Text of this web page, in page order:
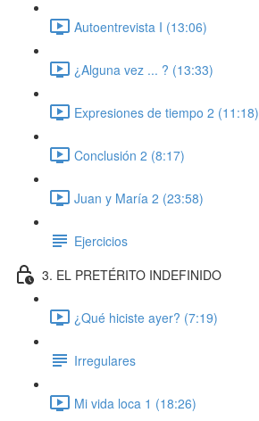
Autoentrevista I (13:06)
¿Alguna vez ... ? (13:33)
Expresiones de tiempo 2 (11:18)
Conclusión 2 (8:17)
Juan y María 2 (23:58)
Ejercicios
3. EL PRETÉRITO INDEFINIDO
¿Qué hiciste ayer? (7:19)
Irregulares
Mi vida loca 1 (18:26)